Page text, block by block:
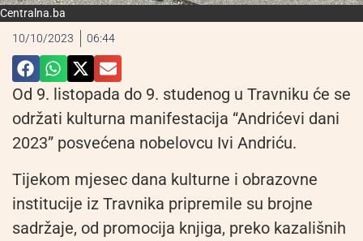
Centralna.ba
10/10/2023
06:44
Od 9. listopada do 9. studenog u Travniku će se
održati kulturna manifestacija “Andrićevi dani
2023” posvećena nobelovcu Ivi Andriću.
Tijekom mjesec dana kulturne i obrazovne
institucije iz Travnika pripremile su brojne
sadržaje, od promocija knjiga, preko kazališnih